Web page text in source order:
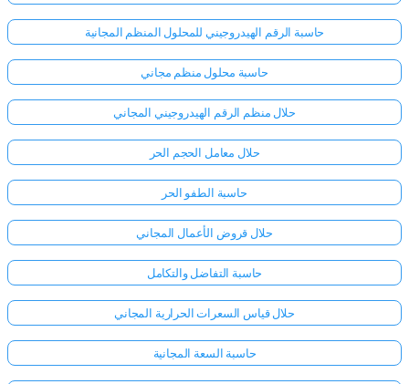
حاسبة الرقم الهيدروجيني للمحلول المنظم المجانية
حاسبة محلول منظم مجاني
حلال منظم الرقم الهيدروجيني المجاني
حلال معامل الحجم الحر
حاسبة الطفو الحر
حلال قروض الأعمال المجاني
حاسبة التفاضل والتكامل
حلال قياس السعرات الحرارية المجاني
حاسبة السعة المجانية